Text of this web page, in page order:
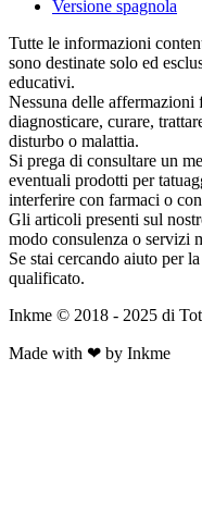
Versione spagnola
Tutte le informazioni
sono destinate solo ed
educativi.
Nessuna delle affermazioni
diagnosticare, curare,
disturbo o malattia.
Si prega di consultare un
eventuali prodotti per
interferire con farmaci o
Gli articoli presenti sul
modo consulenza o servizi
Se stai cercando aiuto per
qualificato.
Inkme © 2018 - 2025 di
Made with ❤ by Inkme